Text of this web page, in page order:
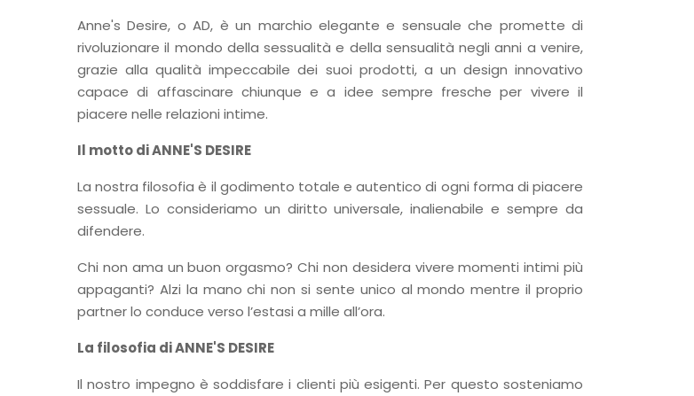
Anne's Desire, o AD, è un marchio elegante e sensuale che promette di
rivoluzionare il mondo della sessualità e della sensualità negli anni a venire,
grazie alla qualità impeccabile dei suoi prodotti, a un design innovativo
capace di affascinare chiunque e a idee sempre fresche per vivere il
piacere nelle relazioni intime.
Il motto di ANNE'S DESIRE
La nostra filosofia è il godimento totale e autentico di ogni forma di piacere
sessuale. Lo consideriamo un diritto universale, inalienabile e sempre da
difendere.
Chi non ama un buon orgasmo? Chi non desidera vivere momenti intimi più
appaganti? Alzi la mano chi non si sente unico al mondo mentre il proprio
partner lo conduce verso l’estasi a mille all’ora.
La filosofia di ANNE'S DESIRE
Il nostro impegno è soddisfare i clienti più esigenti. Per questo sosteniamo